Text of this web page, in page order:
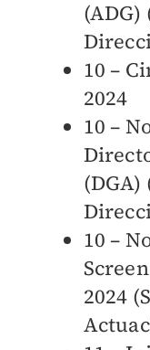
(ADG)
10 –
2024
10 –
(DGA)
10 –
2024